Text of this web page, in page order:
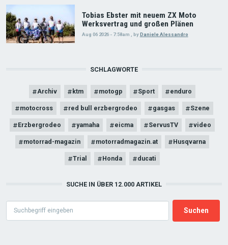
Tobias Ebster mit neuem ZX Moto
Werksvertrag und großen Plänen
Aug 06 2026 - 7:58am byDaniele Alessandro
SCHLAGWORTE
Archiv ktm motogp Sport enduro
motocross red bull erzbergrodeo gasgas Szene
Erzbergrodeo yamaha eicma ServusTV video
motorrad-magazin motorradmagazin.at Husqvarna
Trial Honda ducati
SUCHE IN ÜBER 12.000 ARTIKEL